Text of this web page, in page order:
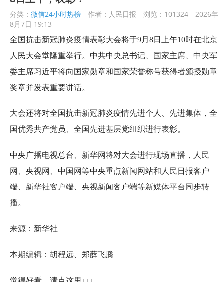
分类： 微信24小时热榜 作者：人民日报 浏览：101324
2026年
8月7日 19:13
全国抗击新冠肺炎疫情表彰大会将于9月8日上午10时在北京
人民大会堂隆重举行。中共中央总书记、国家主席、中央军
委主席习近平将向国家勋章和国家荣誉称号获得者颁授勋章
奖章并发表重要讲话。
大会还将对全国抗击新冠肺炎疫情先进个人、先进集体，全
国优秀共产党员、全国先进基层党组织进行表彰。
中央广播电视总台、新华网将对大会进行现场直播，人民
网、央视网、中国网等中央重点新闻网站和人民日报客户
端、新华社客户端、央视新闻客户端等新媒体平台同步转
播。
来源：新华社
本期编辑：胡程远、郑薛飞腾
觉得好看，请点这里↓↓↓